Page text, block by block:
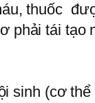
thuốc
phải tái tạo
sinh (cơ